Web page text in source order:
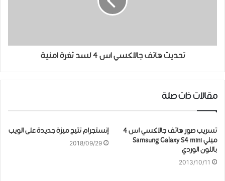
تحديث هاتف جالاكسي اس 4 لسد ثغرة امنية
مقالات ذات صلة
تسريب صور هاتف جالاكسي اس 4
ميني Samsung Galaxy S4 mini
باللون الوردي
2013/10/11
إنستجرام تتيح ميزة جديدة على الويب
2018/09/29